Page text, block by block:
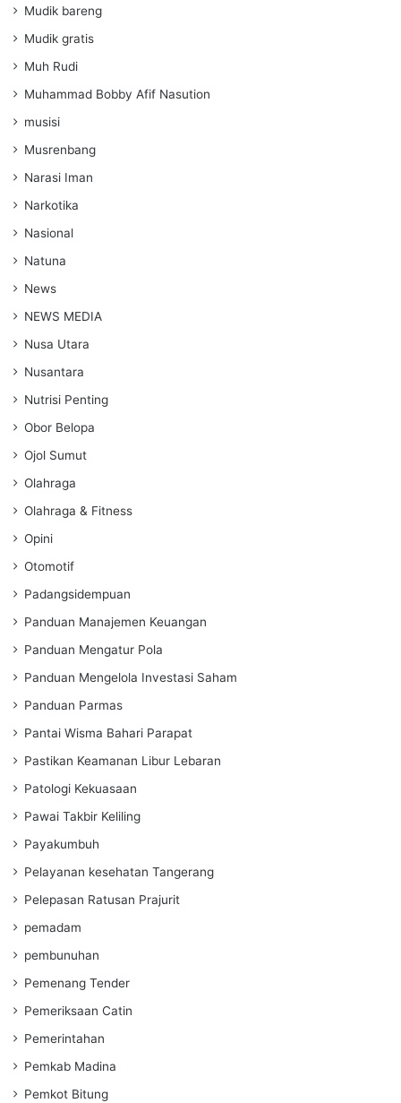
Mudik bareng
Mudik gratis
Muh Rudi
Muhammad Bobby Afif Nasution
musisi
Musrenbang
Narasi Iman
Narkotika
Nasional
Natuna
News
NEWS MEDIA
Nusa Utara
Nusantara
Nutrisi Penting
Obor Belopa
Ojol Sumut
Olahraga
Olahraga & Fitness
Opini
Otomotif
Padangsidempuan
Panduan Manajemen Keuangan
Panduan Mengatur Pola
Panduan Mengelola Investasi Saham
Panduan Parmas
Pantai Wisma Bahari Parapat
Pastikan Keamanan Libur Lebaran
Patologi Kekuasaan
Pawai Takbir Keliling
Payakumbuh
Pelayanan kesehatan Tangerang
Pelepasan Ratusan Prajurit
pemadam
pembunuhan
Pemenang Tender
Pemeriksaan Catin
Pemerintahan
Pemkab Madina
Pemkot Bitung